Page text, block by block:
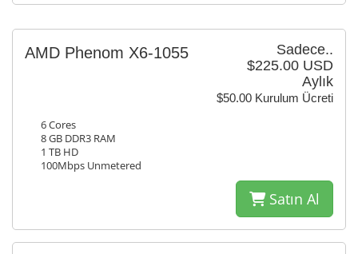
Sadece..
$225.00 USD
Aylık
$50.00 Kurulum Ücreti
AMD Phenom X6-1055
6 Cores
8 GB DDR3 RAM
1 TB HD
100Mbps Unmetered
Satın Al